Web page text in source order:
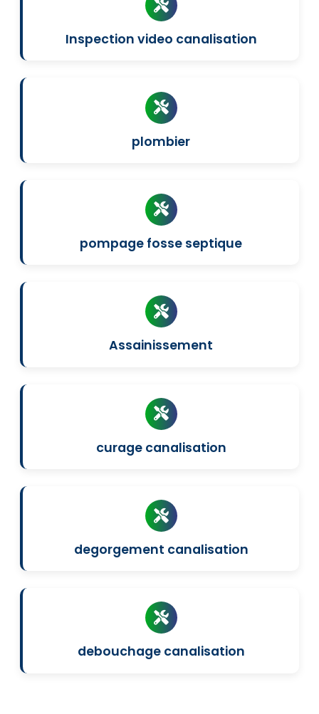
Inspection video canalisation
plombier
pompage fosse septique
Assainissement
curage canalisation
degorgement canalisation
debouchage canalisation